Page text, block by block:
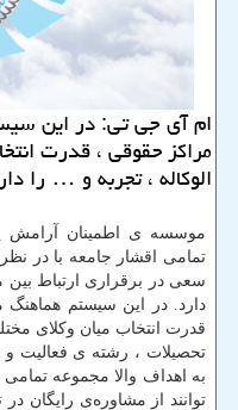
ام آی جی تی: در این
مراكز حقوقی ، قدرت
الوكاله ، تجربه و … را
موسسه ی اطمینان آرامش
تمامی اقشار جامعه با در
سعی در برقراری ارتباط بین
دارد. در این سیستم
قدرت انتخاب میان وکلای
تحصیلات ، رشته ی فعالیت
به اهداف والا مجموعه
توانند از مشاوره‌ی رایگان